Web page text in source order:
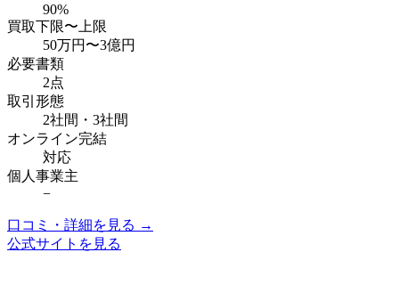
90%
買取下限〜上限
50万円 〜3億円
必要書類
2点
取引形態
2社間・3社間
オンライン完結
対応
個人事業主
−
口コミ・詳細を見る →
公式サイトを見る